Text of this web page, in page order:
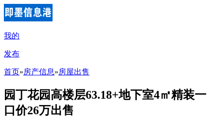
我的
发布
首页»房产信息»房屋出售
园丁花园高楼层63.18+地下室4㎡精装一
口价26万出售